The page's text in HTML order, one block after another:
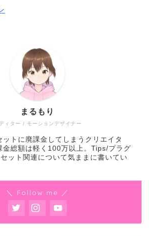
ィター / モーションデザイナー
まるもり
ットに廃課金してしまうクリエイタ
金総額は軽く100万以上。Tips/プラグ
ット関連について気ままに書いてい
＼ Follow me ／